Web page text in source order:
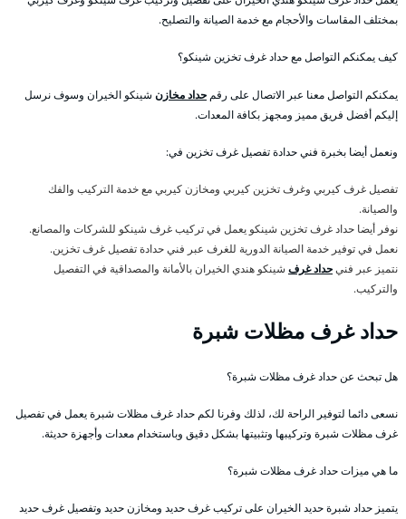
بمختلف المقاسات والأحجام مع خدمة الصيانة والتصليح.
كيف يمكنكم التواصل مع حداد غرف تخزين شينكو؟
يمكنكم التواصل معنا عبر الاتصال على رقم حداد مخازن شينكو الخيران وسوف نرسل
إليكم أفضل فريق مميز ومجهز بكافة المعدات.
ونعمل أيضا بخبرة فني حدادة تفصيل غرف تخزين في:
تفصيل غرف كيربي وغرف تخزين كيربي ومخازن كيربي مع خدمة التركيب والفك
والصيانة.
نوفر أيضا حداد غرف تخزين شينكو يعمل في تركيب غرف شينكو للشركات والمصانع.
نعمل في توفير خدمة الصيانة الدورية للغرف عبر فني حدادة تفصيل غرف تخزين.
نتميز عبر فنيحداد غرف شينكو هندي الخيران بالأمانة والمصداقية في التفصيل
والتركيب.
حداد غرف مظلات شبرة
هل تبحث عن حداد غرف مظلات شبرة؟
نسعى دائما لتوفير الراحة لك، لذلك وفرنا لكم حداد غرف مظلات شبرة يعمل في تفصيل
غرف مظلات شبرة وتركيبها وتثبيتها بشكل دقيق وباستخدام معدات وأجهزة حديثة.
ما هي ميزات حداد غرف مظلات شبرة؟
يتميز حداد شبرة حديد الخيران على تركيب غرف حديد ومخازن حديد وتفصيل غرف حديد